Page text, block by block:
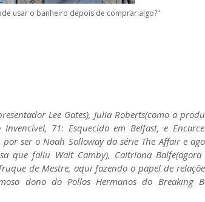
usar o banheiro depois de comprar algo?"
Lee Gates), Julia Roberts(como a
71: Esquecido em Belfast, e
ser o Noah Solloway da série The Affair e
que faliu Walt Camby), Caitriona Balfe(agora
de Mestre, aqui fazendo o papel de
dono do Pollos Hermanos do Breaking